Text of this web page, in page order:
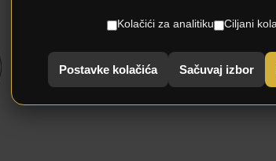
Kolačići za analitiku Ciljani
Postavke kolačića Sačuvaj izbor